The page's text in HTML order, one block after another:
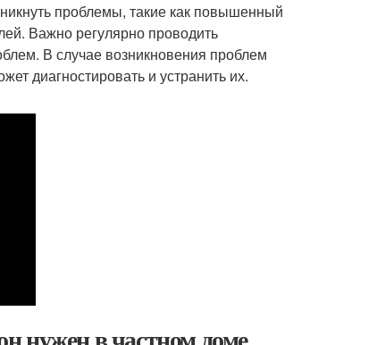
проблемы, такие как повышенный
Важно регулярно проводить
В случае возникновения проблем
диагностировать и устранить их.